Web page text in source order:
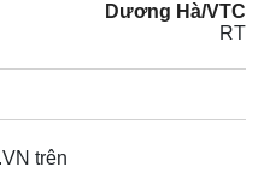
Dương Hà/VTC
RT
trên